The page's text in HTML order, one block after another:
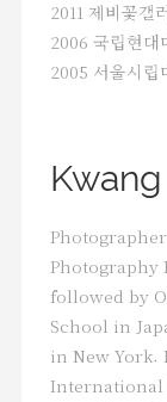
Choi
His
work.
work
used
2011 제비꽃갤
2006 국립현대
2005 서울시립
Photography
followed by
School in
in New York.
International